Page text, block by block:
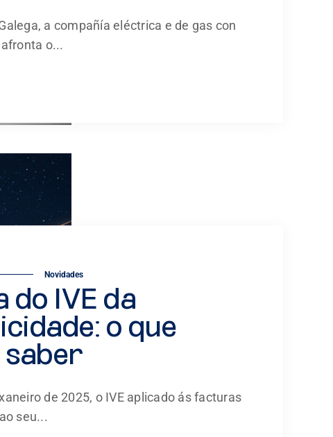
a compañía eléctrica e de gas con
o...
Novidades
do IVE da
o que
saber
de 2025, o IVE aplicado ás facturas
seu...